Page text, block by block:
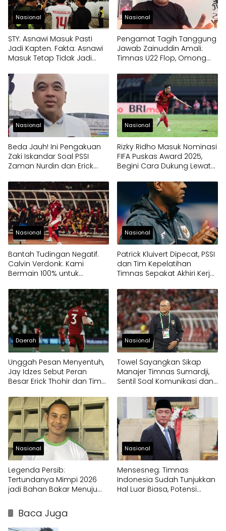
Nasional
STY: Asnawi Masuk Pasti
Jadi Kapten. Fakta: Asnawi
Masuk Tetap Tidak Jadi
Nasional
Pengamat Tagih Tanggung
Jawab Zainuddin Amali:
Timnas U22 Flop, Omong
Games 2025
Nasional
Beda Jauh! Ini Pengakuan
Zaki Iskandar Soal PSSI
Zaman Nurdin dan Erick
Nasional
Rizky Ridho Masuk Nominasi
FIFA Puskas Award 2025,
Begini Cara Dukung Lewat
Nasional
Bantah Tudingan Negatif.
Calvin Verdonk: Kami
Bermain 100% untuk
Nasional
Patrick Kluivert Dipecat, PSSI
dan Tim Kepelatihan
Timnas Sepakat Akhiri Kerja
Daerah
Unggah Pesan Menyentuh,
Jay Idzes Sebut Peran
Besar Erick Thohir dan Tim
Nasional
Towel Sayangkan Sikap
Manajer Timnas Sumardji,
Sentil Soal Komunikasi dan
Nasional
Legenda Persib:
Tertundanya Mimpi 2026
jadi Bahan Bakar Menuju
Nasional
Mensesneg: Timnas
Indonesia Sudah Tunjukkan
Hal Luar Biasa, Potensi
Baca Juga